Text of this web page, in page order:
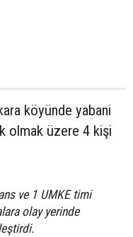
köyünde yabani
olmak üzere 4 kişi
ve 1 UMKE timi
olay yerinde